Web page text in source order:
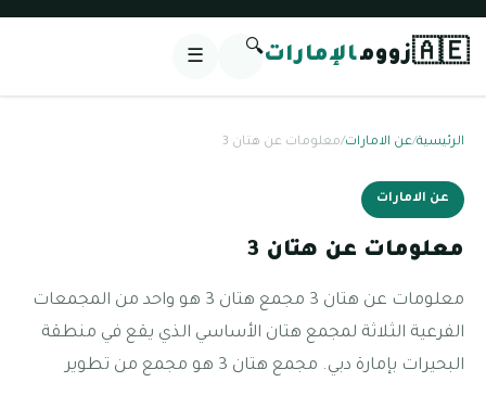
🇦🇪زوومالإمارات🔍
☰
الرئيسية/عن الامارات/معلومات عن هتان 3
عن الامارات
معلومات عن هتان 3
معلومات عن هتان 3 مجمع هتان 3 هو واحد من المجمعات
الفرعية الثلاثة لمجمع هتان الأساسي الذي يقع في منطقة
البحيرات بإمارة دبي. مجمع هتان 3 هو مجمع من تطوير